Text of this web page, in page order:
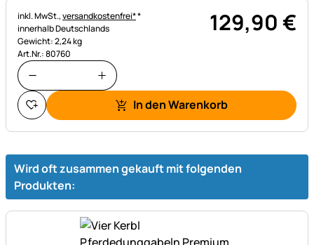
Steuerhinweis:
inkl. MwSt.,versandkostenfrei**
innerhalb Deutschlands
Gewicht: 2,24 kg
Art.Nr.: 80760
129,90€
In den Warenkorb
Wird oft zusammen gekauft mit folgenden
Produkten: